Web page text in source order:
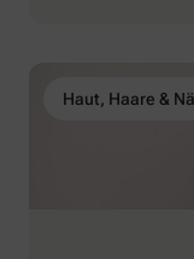
Haut, Haare &